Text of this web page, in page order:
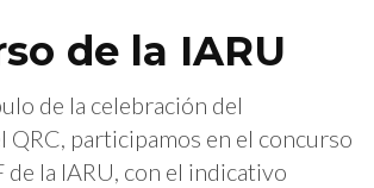
de la IARU
de la celebración del
QRC, participamos en el concurso
de la IARU, con el indicativo